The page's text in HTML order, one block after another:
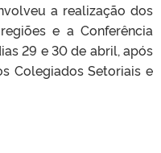
a realização dos
e a Conferência
29 e 30 de abril, após
Colegiados Setoriais e